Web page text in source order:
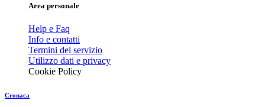
Area personale
Help e Faq
Info e contatti
Termini del servizio
Utilizzo dati e privacy
Cookie Policy
Cronaca